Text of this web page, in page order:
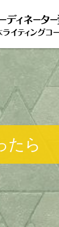
たら